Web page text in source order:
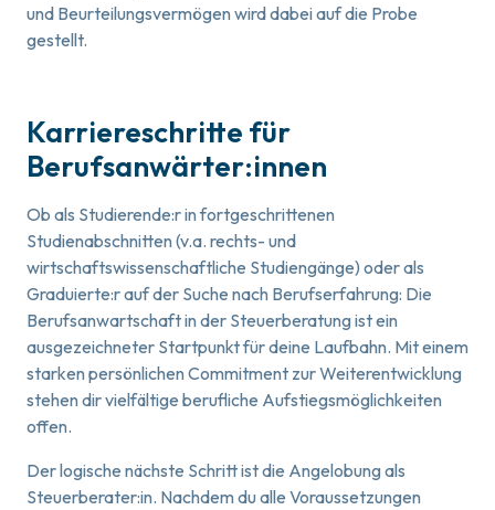
und Beurteilungsvermögen wird dabei auf die Probe
gestellt.
Karriereschritte für
Berufsanwärter:innen
Ob als Studierende:r in fortgeschrittenen
Studienabschnitten (v.a. rechts- und
wirtschaftswissenschaftliche Studiengänge) oder als
Graduierte:r auf der Suche nach Berufserfahrung: Die
Berufsanwartschaft in der Steuerberatung ist ein
ausgezeichneter Startpunkt für deine Laufbahn. Mit einem
starken persönlichen Commitment zur Weiterentwicklung
stehen dir vielfältige berufliche Aufstiegsmöglichkeiten
offen.
Der logische nächste Schritt ist die Angelobung als
Steuerberater:in. Nachdem du alle Voraussetzungen